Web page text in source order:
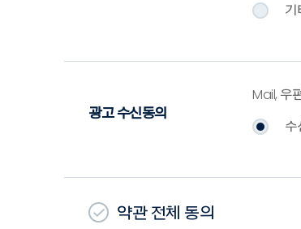
기
광고 수신동의
Mail, 우
수
약관 전체 동의